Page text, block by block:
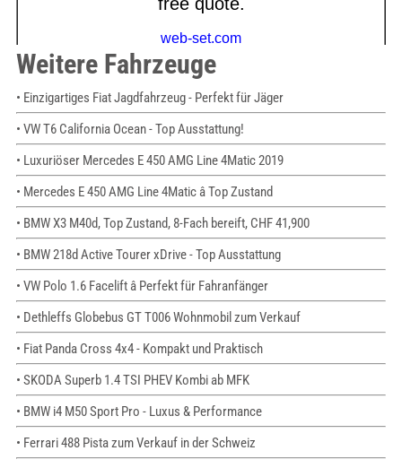
Weitere Fahrzeuge
• Einzigartiges Fiat Jagdfahrzeug - Perfekt für Jäger
• VW T6 California Ocean - Top Ausstattung!
• Luxuriöser Mercedes E 450 AMG Line 4Matic 2019
• Mercedes E 450 AMG Line 4Matic â Top Zustand
• BMW X3 M40d, Top Zustand, 8-Fach bereift, CHF 41,900
• BMW 218d Active Tourer xDrive - Top Ausstattung
• VW Polo 1.6 Facelift â Perfekt für Fahranfänger
• Dethleffs Globebus GT T006 Wohnmobil zum Verkauf
• Fiat Panda Cross 4x4 - Kompakt und Praktisch
• SKODA Superb 1.4 TSI PHEV Kombi ab MFK
• BMW i4 M50 Sport Pro - Luxus & Performance
• Ferrari 488 Pista zum Verkauf in der Schweiz